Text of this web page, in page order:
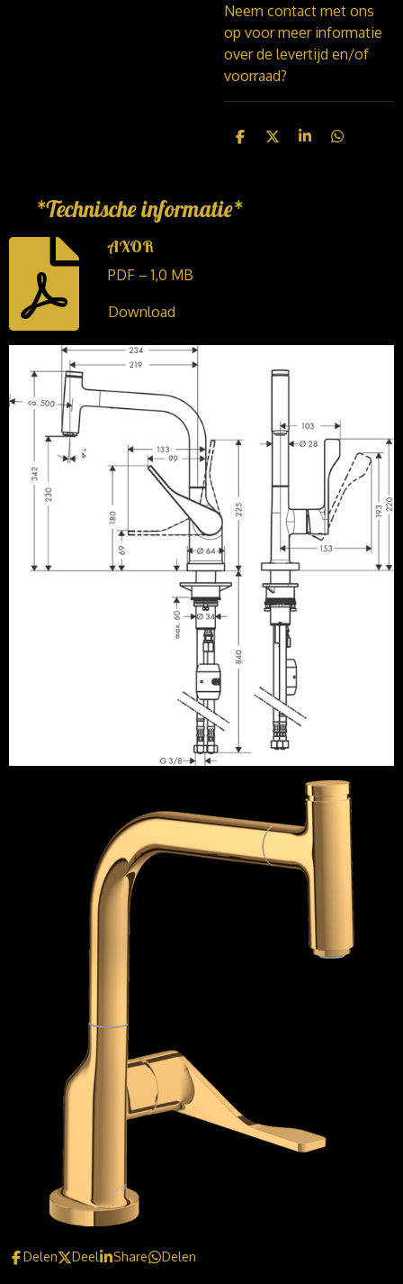
Neem contact met ons
op voor meer informatie
over de levertijd en/of
voorraad?
D
n
D
S
D
*Technische informatie*
AXOR
PDF – 1,0 MB
Download
Delen Deel Share Delen